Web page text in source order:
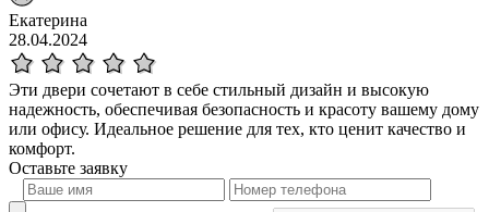
Екатерина
28.04.2024
Эти двери сочетают в себе стильный дизайн и высокую
надежность, обеспечивая безопасность и красоту вашему дому
или офису. Идеальное решение для тех, кто ценит качество и
комфорт.
Оставьте заявку